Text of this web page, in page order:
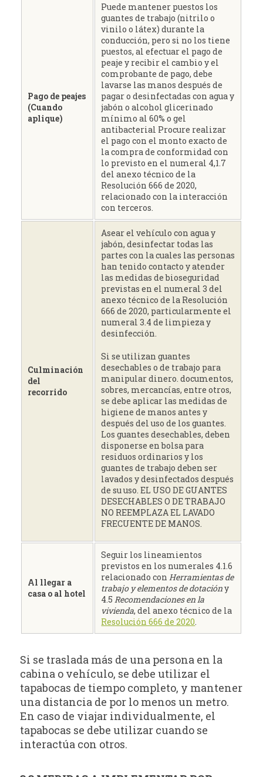
Pago de peajes
(Cuando
aplique)
Puede mantener puestos los
guantes de trabajo (nitrilo o
vinilo o látex) durante la
conducción, pero si no los tiene
puestos, al efectuar el pago de
peaje y recibir el cambio y el
comprobante de pago, debe
lavarse las manos después de
pagar o desinfectadas con agua y
jabón o alcohol glicerinado
mínimo al 60% o gel
antibacterial Procure realizar
el pago con el monto exacto de
la compra de conformidad con
lo previsto en el numeral 4,1.7
del anexo técnico de la
Resolución 666 de 2020,
relacionado con la interacción
con terceros.
Culminación
del
recorrido
Asear el vehículo con agua y
jabón, desinfectar todas las
partes con la cuales las personas
han tenido contacto y atender
las medidas de bioseguridad
previstas en el numeral 3 del
anexo técnico de la Resolución
666 de 2020, particularmente el
numeral 3.4 de limpieza y
desinfección.
Si se utilizan guantes
desechables o de trabajo para
manipular dinero. documentos,
sobres, mercancías, entre otros,
se debe aplicar las medidas de
higiene de manos antes y
después del uso de los guantes.
Los guantes desechables, deben
disponerse en bolsa para
residuos ordinarios y los
guantes de trabajo deben ser
lavados y desinfectados después
de su uso. EL USO DE GUANTES
DESECHABLES O DE TRABAJO
NO REEMPLAZA EL LAVADO
FRECUENTE DE MANOS.
Al llegar a
casa o al hotel
Seguir los lineamientos
previstos en los numerales 4.1.6
relacionado con Herramientas de
trabajo y elementos de dotacióny
4.5 Recomendaciones en la
vivienda, del anexo técnico de la
Resolución 666 de 2020
Si se traslada más de una persona en la
cabina o vehículo, se debe utilizar el
tapabocas de tiempo completo, y mantener
una distancia de por lo menos un metro.
En caso de viajar individualmente, el
tapabocas se debe utilizar cuando se
interactúa con otros.